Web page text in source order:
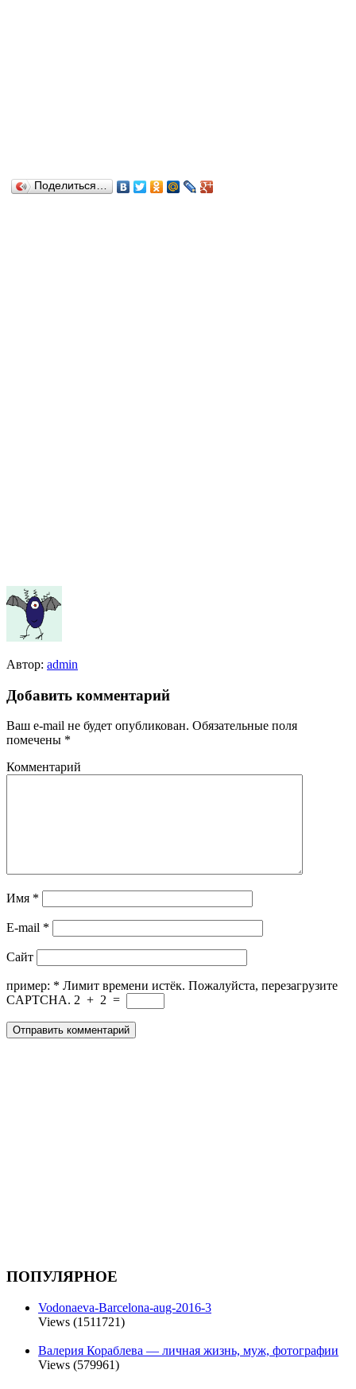
Поделиться…
Автор: admin
Добавить комментарий
Ваш e-mail не будет опубликован. Обязательные поля
помечены *
Комментарий
Имя *
E-mail *
Сайт
пример: * Лимит времени истёк. Пожалуйста, перезагрузите
CAPTCHA. 2 + 2 =
ПОПУЛЯРНОЕ
Vodonaeva-Barcelona-aug-2016-3
Views (1511721)
Валерия Кораблева — личная жизнь, муж, фотографии
Views (579961)